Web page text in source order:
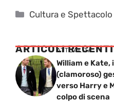
Categorie
Cultura e Spettacolo
ARTICOLI RECENTI
ATTUALITÁ
William e Kate,
(clamoroso)
verso Harry e
colpo di scena